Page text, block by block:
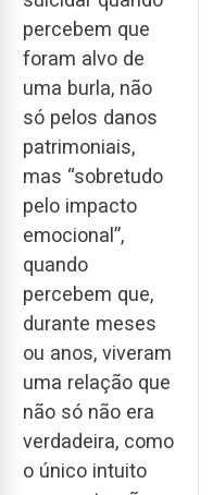
percebem que
foram alvo de
uma burla, não
só pelos danos
patrimoniais,
mas “sobretudo
pelo impacto
emocional”,
quando
percebem que,
durante meses
ou anos, viveram
uma relação que
não só não era
verdadeira, como
o único intuito